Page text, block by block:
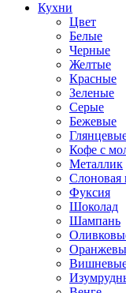
Кухни
Цвет
Белые
Черные
Желтые
Красные
Зеленые
Серые
Бежевые
Кофе с
Металлик
Слоновая
Фуксия
Шоколад
Шампань